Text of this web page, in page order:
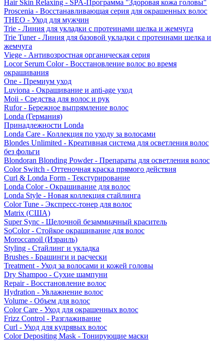
Hair Skin Relaxing - SPA-Программа "Здоровая кожа головы"
Proscenia - Восстанавливающая серия для окрашенных волос
THEO - Уход для мужчин
Trie - Линия для укладки с протеинами шелка и жемчуга
Trie Tuner - Линия для базовой укладки с протеинами шелка и
жемчуга
Viege - Антивозростная органическая серия
Locor Serum Color - Восстановление волос во время
окрашивания
One - Премиум уход
Luviona - Окрашивание и anti-age уход
Moii - Средства для волос и рук
Rufor - Бережное выпрямление волос
Londa (Германия)
Принадлежности Londa
Londa Care - Коллекция по уходу за волосами
Blondes Unlimited - Креативная система для осветления волос
без фольги
Blondoran Blonding Powder - Препараты для осветления волос
Color Switch - Оттеночная краска прямого действия
Curl & Londa Form - Текстурирование
Londa Color - Окрашивание для волос
Londa Style - Новая коллекция стайлинга
Color Tune - Экспресс-тонер для волос
Matrix (США)
Super Sync - Щелочной безаммиачный краситель
SoColor - Стойкое окрашивание для волос
Moroccanoil (Израиль)
Styling - Стайлинг и укладка
Brushes - Брашинги и расчески
Treatment - Уход за волосами и кожей головы
Dry Shampoo - Сухие шампуни
Repair - Восстановление волос
Hydration - Увлажнение волос
Volume - Объем для волос
Color Care - Уход для окрашенных волос
Frizz Control - Разглаживание
Curl - Уход для кудрявых волос
Color Depositing Mask - Тонирующие маски